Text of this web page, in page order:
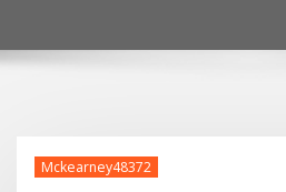
Mckearney48372